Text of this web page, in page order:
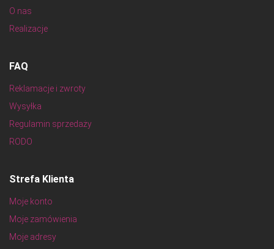
O nas
Realizacje
FAQ
Reklamacje i zwroty
Wysyłka
Regulamin sprzedaży
RODO
Strefa Klienta
Moje konto
Moje zamówienia
Moje adresy